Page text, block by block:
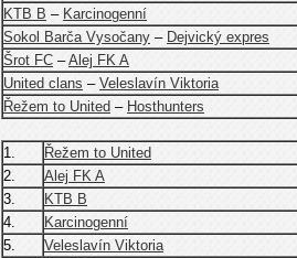
KTB B – Karcinogenní
Sokol Barča Vysočany – Dejvický expres
Šrot FC –Alej FK A
United clans – Veleslavín Viktoria
Řežem to United – Hosthunters
1. Řežem to United
2.
Alej FK A
3.
KTB B
4.
Karcinogenní
5.
Veleslavín Viktoria